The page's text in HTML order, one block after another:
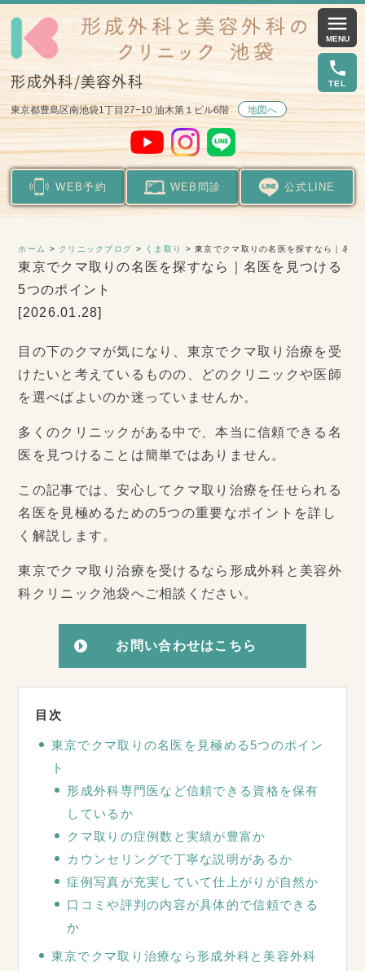
menu
形成外科/美容外科
東京都豊島区南池袋1丁目27−10 油木第１ビル6階 地図へ
local_phone
WEB予約 WEB問診 公式LINE
ホーム > クリニックブログ > くま取り > 東京でクマ取りの名医を探すなら｜名医
東京でクマ取りの名医を探すなら｜名医を見つける
5つのポイント
[2026.01.28]
目の下のクマが気になり、東京でクマ取り治療を受
けたいと考えているものの、どのクリニックや医師
を選べばよいのか迷っていませんか。
多くのクリニックがある中で、本当に信頼できる名
医を見つけることは簡単ではありません。
この記事では、安心してクマ取り治療を任せられる
名医を見極めるための5つの重要なポイントを詳し
く解説します。
東京でクマ取り治療を受けるなら形成外科と美容外
科クリニック池袋へご相談ください。
お問い合わせはこちら
東京でクマ取りの名医を見極める5つのポイン
ト
形成外科専門医など信頼できる資格を保有
しているか
クマ取りの症例数と実績が豊富か
カウンセリングで丁寧な説明があるか
症例写真が充実していて仕上がりが自然か
口コミや評判の内容が具体的で信頼できる
か
東京でクマ取り治療なら形成外科と美容外科